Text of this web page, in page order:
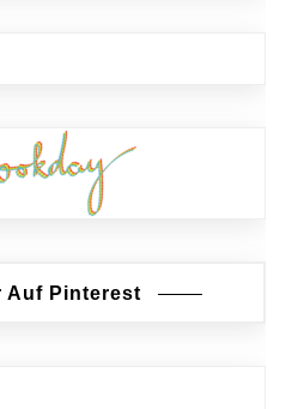
Auf Pinterest